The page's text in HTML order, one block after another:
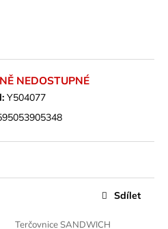
NEDOSTUPNÉ
Y504077
Terčovnice SANDWICH
Sdílet